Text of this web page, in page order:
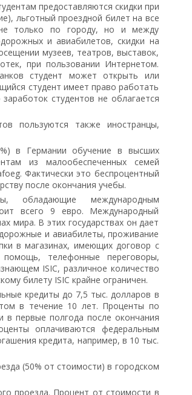
предоставляются скидки при
льготный проездной билет на все
только по городу, но и между
и авиабилетов, скидки на
музеев, театров, выставок,
при пользовании Интернетом.
студент может открыть или
студент имеет право работать
студентов не облагается
пользуются также иностранцы,
в Германии обучение в высших
из малообеспеченных семей
Фактически это беспроцентный
после окончания учебы.
обладающие международным
всего 9 евро. Международный
мира. В этих государствах он дает
и авиабилеты, проживание
в магазинах, имеющих договор с
помощь, телефонные переговоры,
ISIC, различное количество
билету ISIC крайне ограничен.
кредиты до 7,5 тыс. долларов в
в течение 10 лет. Проценты по
первые полгода после окончания
оплачиваются федеральным
кредита, например, в 10 тыс.
(50% от стоимости) в городском
проезда. Процент от стоимости в